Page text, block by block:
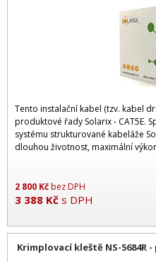
Tento instalační kabel (tzv. kabel
produktové řady Solarix - CAT5E.
systému strukturované kabeláže
dlouhou životnost, maximální
2 800 Kčbez DPH
3 388 Kč s DPH
Krimplovací kleště NS-5684R -